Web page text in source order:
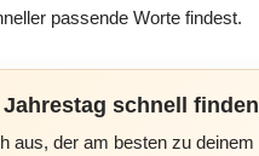
passende Worte findest.
schnell finden
aus, der am besten zu deinem